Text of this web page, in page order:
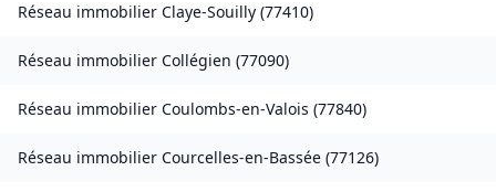
Réseau immobilier Claye-Souilly (77410)
Réseau immobilier Collégien (77090)
Réseau immobilier Coulombs-en-Valois (77840)
Réseau immobilier Courcelles-en-Bassée (77126)